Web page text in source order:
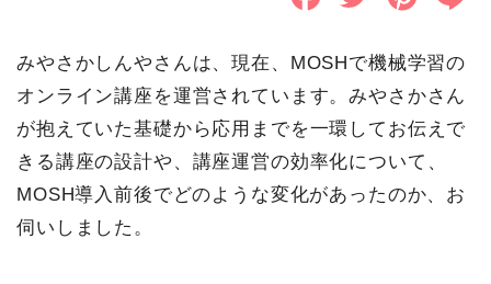
c
b
o
i
t
e
n
e
r
みやさかしんやさんは、現在、MOSHで機械学習の
オンライン講座を運営されています。みやさかさん
が抱えていた基礎から応用までを一環してお伝えで
きる講座の設計や、講座運営の効率化について、
MOSH導入前後でどのような変化があったのか、お
伺いしました。